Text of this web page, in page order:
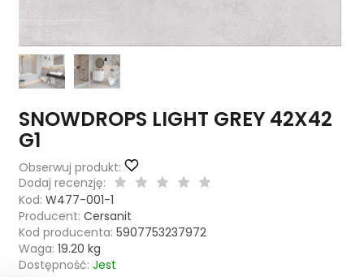
SNOWDROPS LIGHT GREY 42X42
G1
Obserwuj produkt:
Dodaj recenzję:
Kod: W477-001-1
Producent: Cersanit
Kod producenta: 5907753237972
Waga: 19.20 kg
Dostępność: Jest